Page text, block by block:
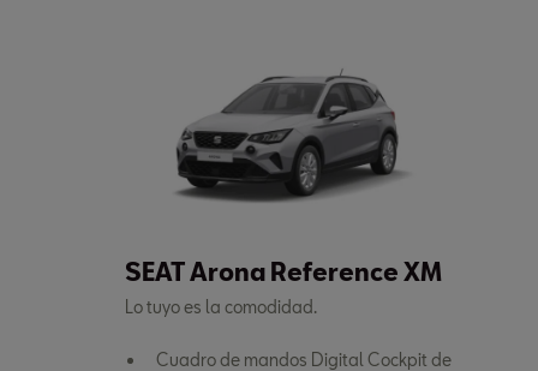
SEAT Arona Reference XM
Lo tuyo es la comodidad.
Cuadro de mandos Digital Cockpit de